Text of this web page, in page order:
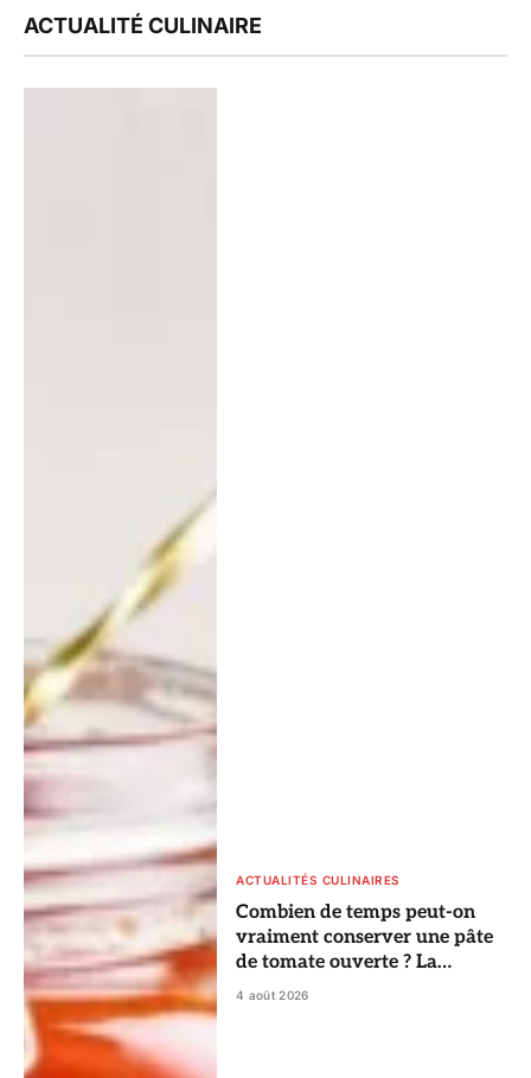
ACTUALITÉ CULINAIRE
ACTUALITÉS CULINAIRES
Combien de temps peut-on
vraiment conserver une pâte
de tomate ouverte ? La
réponse va vous surprendre
4 août 2026